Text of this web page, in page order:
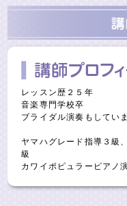
レッスン歴２５年
音楽専門学校卒
ブライダル演奏もしてい
ヤマハグレード指導３級
級
カワイポピュラーピアノ